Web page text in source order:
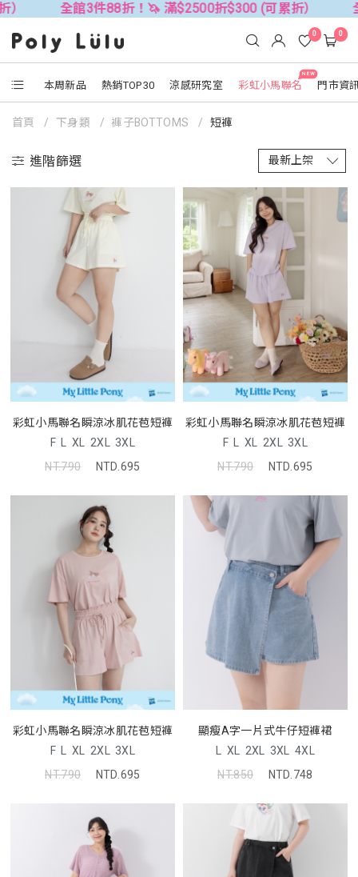
3件88折！🦄 滿$2500折$300 (可累折） 全館3件88
本周新品 熱銷TOP30 涼感研究室
NEW
彩虹小馬聯名 門市資
0 0
首頁 下身類 褲子BOTTOMS 短褲
進階篩選
彩虹小馬聯名瞬涼冰肌花苞短褲
F L XL 2XL 3XL
NT.790
NTD.695
彩虹小馬聯名瞬涼冰肌花苞短褲
F L XL 2XL 3XL
NT.790
NTD.695
彩虹小馬聯名瞬涼冰肌花苞短褲
F L XL 2XL 3XL
NT.790
NTD.695
顯瘦A字一片式牛仔短褲裙
L XL 2XL 3XL 4XL
NT.850
NTD.748